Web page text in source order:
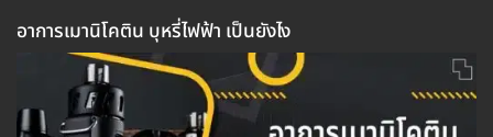
อาการเมานิโคติน บุหรี่ไฟฟ้า เป็นยังไง